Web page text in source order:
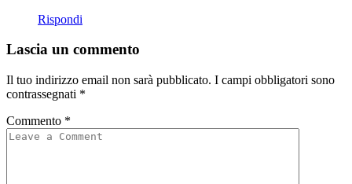
Rispondi
Lascia un commento
Il tuo indirizzo email non sarà pubblicato. I campi obbligatori sono
contrassegnati *
Commento *